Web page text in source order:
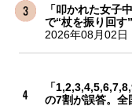
「叩かれた女子
で“杖を振り回す
2026年08月02日
「
の7割が誤答。全